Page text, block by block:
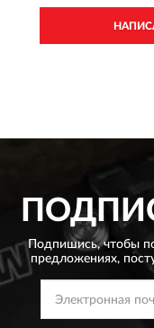
Подпишись, чтобы
предложениях,